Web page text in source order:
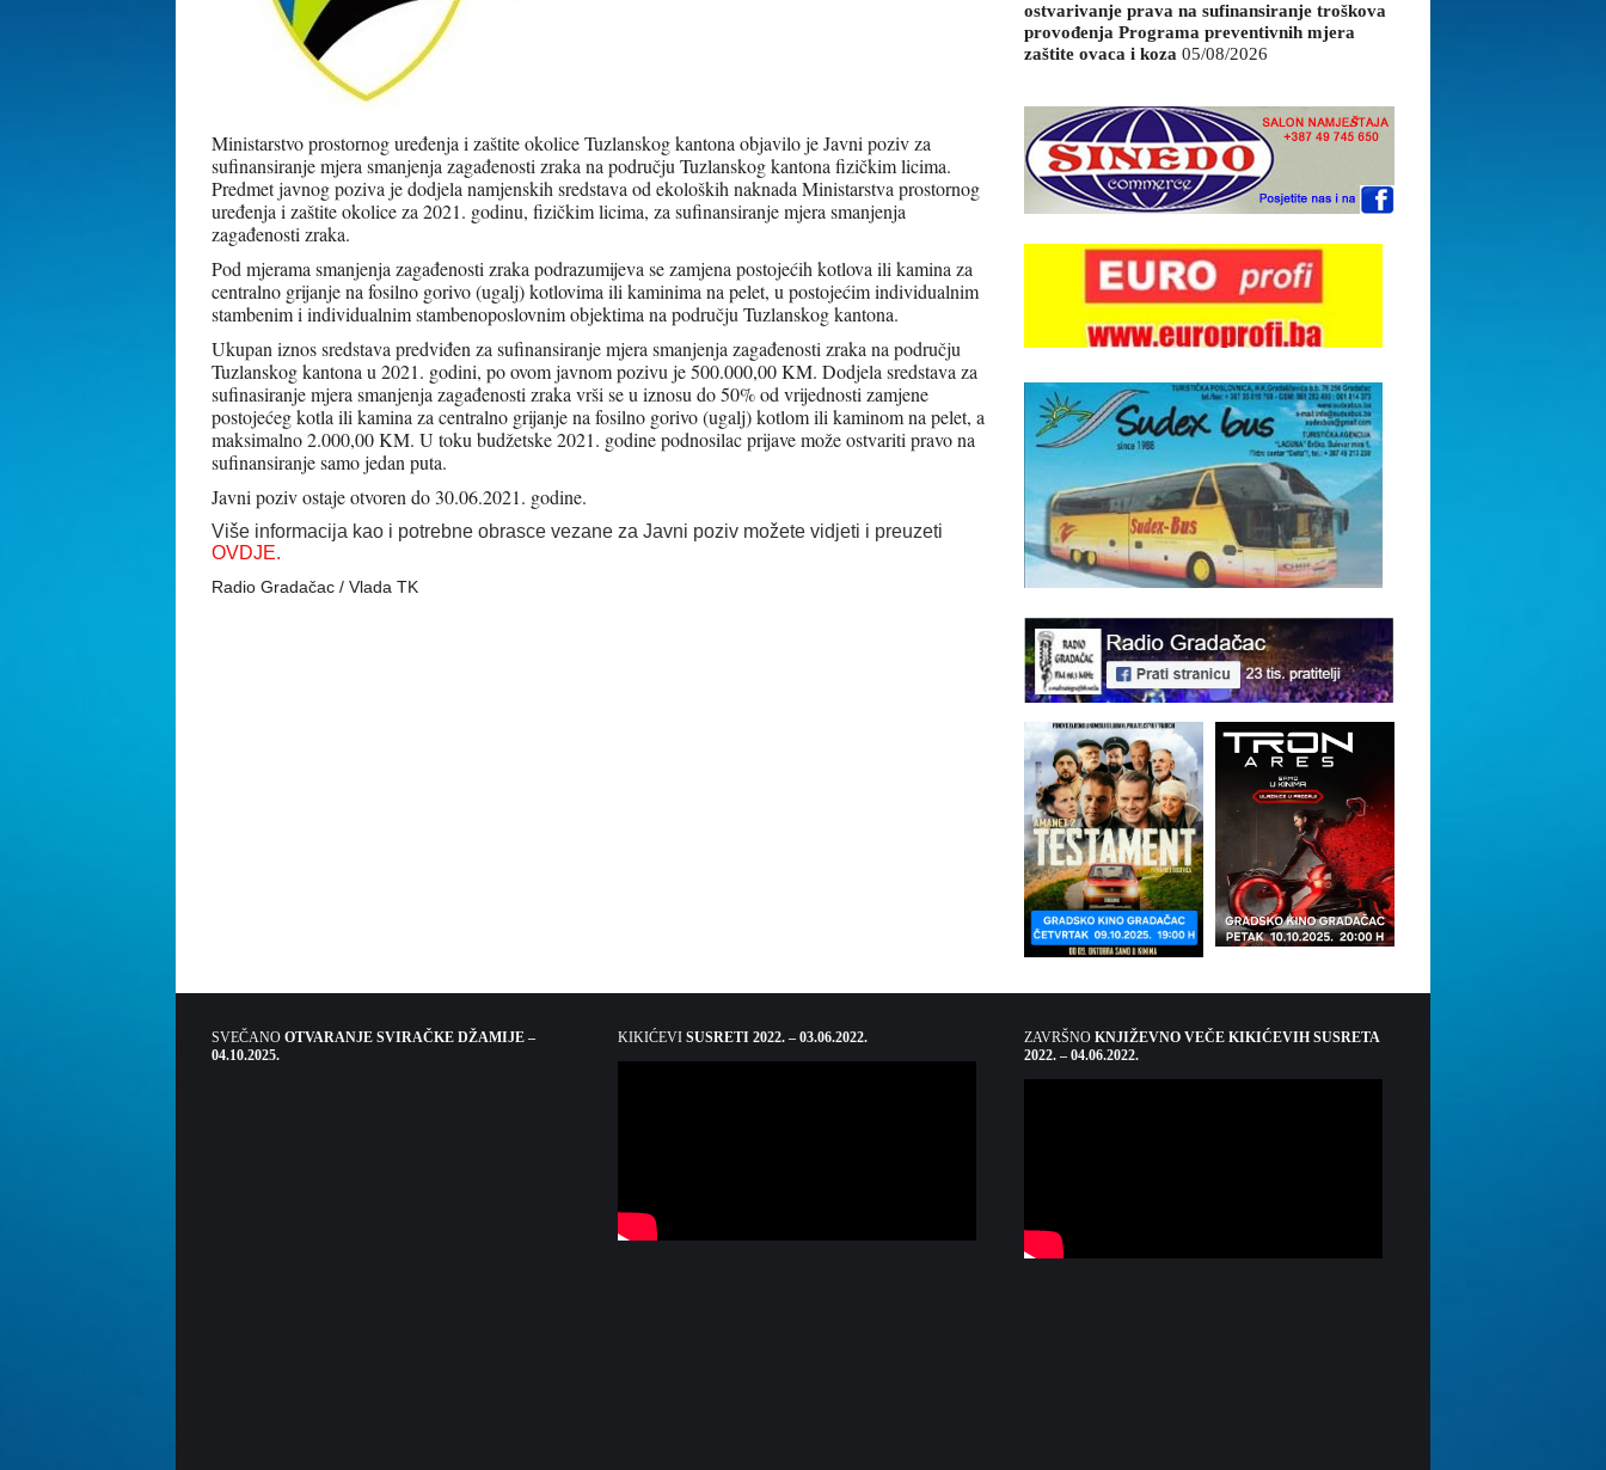
Ministarstvo prostornog uređenja i zaštite okolice Tuzlanskog kantona objavilo je Javni poziv za
sufinansiranje mjera smanjenja zagađenosti zraka na području Tuzlanskog kantona fizičkim licima.
Predmet javnog poziva je dodjela namjenskih sredstava od ekoloških naknada Ministarstva prostornog
uređenja i zaštite okolice za 2021. godinu, fizičkim licima, za sufinansiranje mjera smanjenja
zagađenosti zraka.
Pod mjerama smanjenja zagađenosti zraka podrazumijeva se zamjena postojećih kotlova ili kamina za
centralno grijanje na fosilno gorivo (ugalj) kotlovima ili kaminima na pelet, u postojećim individualnim
stambenim i individualnim stambenoposlovnim objektima na području Tuzlanskog kantona.
Ukupan iznos sredstava predviđen za sufinansiranje mjera smanjenja zagađenosti zraka na području
Tuzlanskog kantona u 2021. godini, po ovom javnom pozivu je 500.000,00 KM. Dodjela sredstava za
sufinasiranje mjera smanjenja zagađenosti zraka vrši se u iznosu do 50% od vrijednosti zamjene
postojećeg kotla ili kamina za centralno grijanje na fosilno gorivo (ugalj) kotlom ili kaminom na pelet, a
maksimalno 2.000,00 KM. U toku budžetske 2021. godine podnosilac prijave može ostvariti pravo na
sufinansiranje samo jedan puta.
Javni poziv ostaje otvoren do 30.06.2021. godine.
Više informacija kao i potrebne obrasce vezane za Javni poziv možete vidjeti i preuzeti
OVDJE.
Radio Gradačac / Vlada TK
ostvarivanje prava na sufinansiranje troškova
provođenja Programa preventivnih mjera
zaštite ovaca i koza 05/08/2026
SVEČANO OTVARANJE SVIRAČKE DŽAMIJE –
04.10.2025.
KIKIĆEVI SUSRETI 2022. – 03.06.2022. ZAVRŠNO KNJIŽEVNO VEČE KIKIĆEVIH SUSRETA
2022. – 04.06.2022.